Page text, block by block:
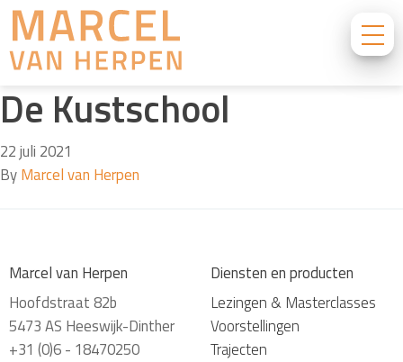
De Kustschool
22 juli 2021
ByMarcel van Herpen
Marcel van Herpen
Hoofdstraat 82b
5473 AS Heeswijk-Dinther
+31 (0)6 - 18470250
Diensten en producten
Lezingen & Masterclasses
Voorstellingen
Trajecten